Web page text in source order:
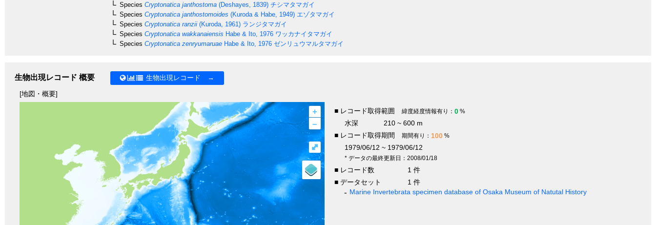
Species Cryptonatica janthostoma (Deshayes, 1839) チシマタマガイ
Species Cryptonatica janthostomoides (Kuroda & Habe, 1949) エゾタマガイ
Species Cryptonatica ranzii (Kuroda, 1961) ランジタマガイ
Species Cryptonatica wakkanaiensis Habe & Ito, 1976 ワッカナイタマガイ
Species Cryptonatica zenryumaruae Habe & Ito, 1976 ゼンリュウマルタマガイ
生物出現レコード 概要 生物出現レコード →
[地図・概要]
+
–
⤢
■ レコード取得範囲 緯度経度情報有り： 0 %
水深
210 ~ 600 m
■ レコード取得期間
期間有り： 100 %
1979/06/12 ~ 1979/06/12
* データの最終更新日：2008/01/18
■ レコード数
1 件
■ データセット
1 件
Marine Invertebrata specimen database of Osaka Museum of Natutal History